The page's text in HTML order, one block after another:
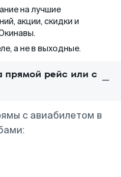
на лучшие
акции, скидки и
а не в выходные.
прямой рейс или с
с авиабилетом в